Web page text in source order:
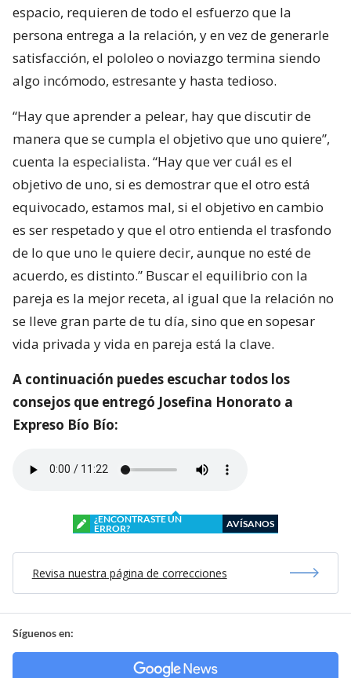
espacio, requieren de todo el esfuerzo que la
persona entrega a la relación, y en vez de generarle
satisfacción, el pololeo o noviazgo termina siendo
algo incómodo, estresante y hasta tedioso.
“Hay que aprender a pelear, hay que discutir de
manera que se cumpla el objetivo que uno quiere”,
cuenta la especialista. “Hay que ver cuál es el
objetivo de uno, si es demostrar que el otro está
equivocado, estamos mal, si el objetivo en cambio
es ser respetado y que el otro entienda el trasfondo
de lo que uno le quiere decir, aunque no esté de
acuerdo, es distinto.” Buscar el equilibrio con la
pareja es la mejor receta, al igual que la relación no
se lleve gran parte de tu día, sino que en sopesar
vida privada y vida en pareja está la clave.
A continuación puedes escuchar todos los
consejos que entregó Josefina Honorato a
Expreso Bío Bío:
¿ENCONTRASTE UN
ERROR?
AVÍSANOS
Revisa nuestra página de correcciones
Síguenos en: